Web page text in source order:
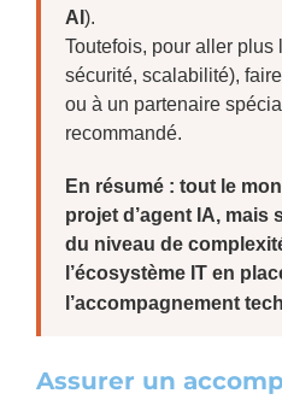
AI ).
Toutefois, pour aller plus
sécurité, scalabilité),
ou à un partenaire
recommandé.
En résumé : tout le
projet d’agent IA, mais
du niveau de
l’écosystème IT en
l’accompagnement
Assurer un